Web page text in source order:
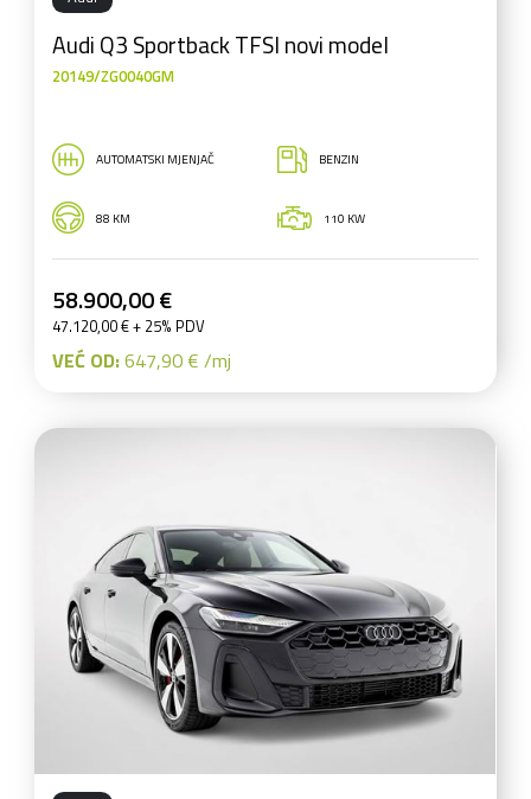
Audi Q3 Sportback TFSI novi model
20149/ZG0040GM
AUTOMATSKI MJENJAČ BENZIN
88 KM 110 KW
58.900,00 €
47.120,00 € + 25% PDV
VEĆ OD:647,90 € /mj